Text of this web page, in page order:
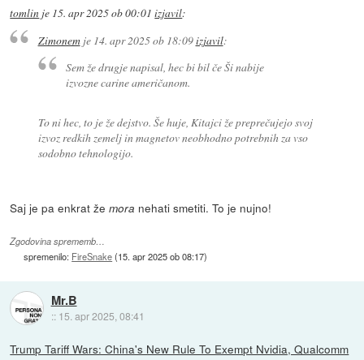
tomlin je 15. apr 2025 ob 00:01 izjavil:
Zimonemje 14. apr 2025 ob 18:09izjavil:
Sem že drugje napisal, hec bi bil če Ši nabije
izvozne carine američanom.
To ni hec, to je že dejstvo. Še huje, Kitajci že preprečujejo svoj
izvoz redkih zemelj in magnetov neobhodno potrebnih za vso
sodobno tehnologijo.
Saj je pa enkrat žemora nehati smetiti. To je nujno!
Zgodovina sprememb…
spremenilo: FireSnake(15. apr 2025 ob 08:17)
Mr.B
:: 15. apr 2025, 08:41
Trump Tariff Wars: China's New Rule To Exempt Nvidia, Qualcomm